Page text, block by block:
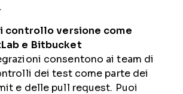
controllo versione come
e Bitbucket
consentono ai team di
dei test come parte dei
e delle pull request. Puoi